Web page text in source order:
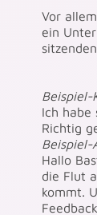
Vor
ein
Beispiel-
Ich habe
Richtig
Hallo
die Flut
kommt.